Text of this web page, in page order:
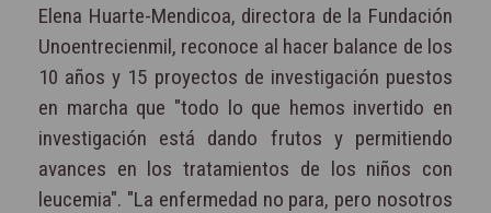
Elena Huarte-Mendicoa, directora de la Fundación
Unoentrecienmil, reconoce al hacer balance de los
10 años y 15 proyectos de investigación puestos
en marcha que "todo lo que hemos invertido en
investigación está dando frutos y permitiendo
avances en los tratamientos de los niños con
leucemia". "La enfermedad no para, pero nosotros